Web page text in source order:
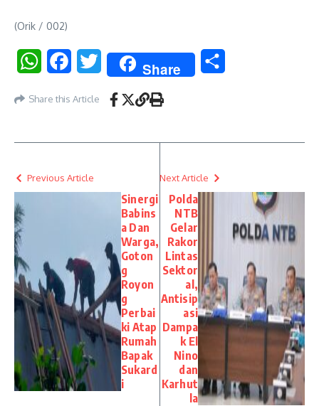
(Orik / 002)
WhatsAppFacebookTwitter Share
Share this Article
Previous Article
Sinergi
Babins
a Dan
Warga,
Goton
g
Royon
g
Perbai
ki Atap
Rumah
Bapak
Sukard
i
Next Article
Polda
NTB
Gelar
Rakor
Lintas
Sektor
al,
Antisip
asi
Dampa
k El
Nino
dan
Karhut
la